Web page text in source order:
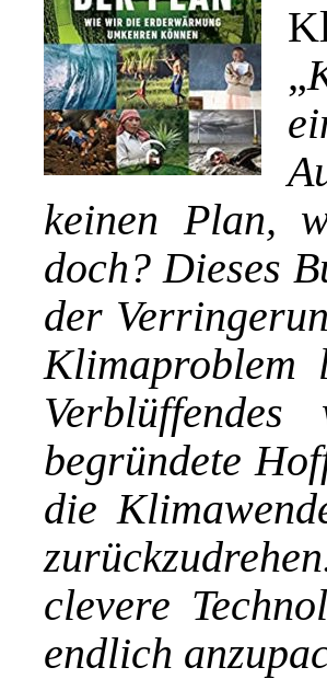
„
keinen Plan,
doch? Dieses
der
Klimaproblem
begründete
die
clevere
endlich